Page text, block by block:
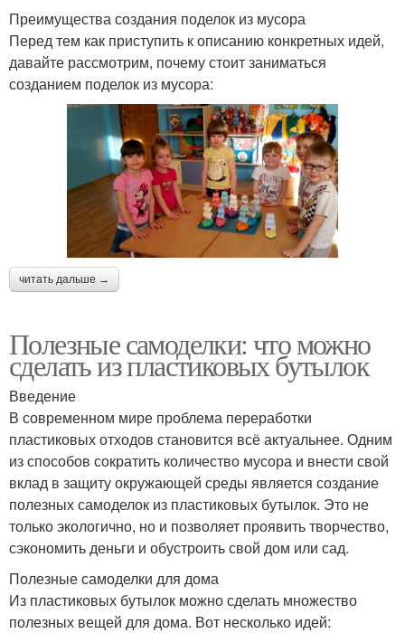
Преимущества создания поделок из мусора
Перед тем как приступить к описанию конкретных идей,
давайте рассмотрим, почему стоит заниматься
созданием поделок из мусора:
читать дальше →
Полезные самоделки: что можно
сделать из пластиковых бутылок
Введение
В современном мире проблема переработки
пластиковых отходов становится всё актуальнее. Одним
из способов сократить количество мусора и внести свой
вклад в защиту окружающей среды является создание
полезных самоделок из пластиковых бутылок. Это не
только экологично, но и позволяет проявить творчество,
сэкономить деньги и обустроить свой дом или сад.
Полезные самоделки для дома
Из пластиковых бутылок можно сделать множество
полезных вещей для дома. Вот несколько идей: